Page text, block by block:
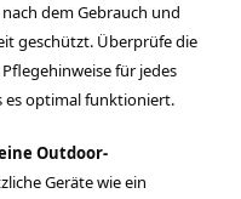
dem Gebrauch und
geschützt. Überprüfe die
für jedes
es optimal funktioniert.
Outdoor-
Geräte wie ein